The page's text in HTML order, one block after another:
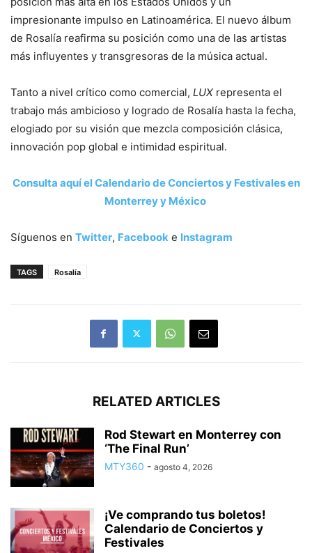
impresionante impulso en Latinoamérica. El nuevo álbum
de Rosalía reafirma su posición como una de las artistas
más influyentes y transgresoras de la música actual.
Tanto a nivel crítico como comercial, LUX representa el
trabajo más ambicioso y logrado de Rosalía hasta la fecha,
elogiado por su visión que mezcla composición clásica,
innovación pop global e intimidad espiritual.
Consulta aquí el Calendario de Conciertos y Festivales en
Monterrey y México
Síguenos en Twitter, Facebook e Instagram
TAGS Rosalía
RELATED ARTICLES
Rod Stewart en Monterrey con
‘The Final Run’
MTY360 - agosto 4, 2026
¡Ve comprando tus boletos!
Calendario de Conciertos y
Festivales